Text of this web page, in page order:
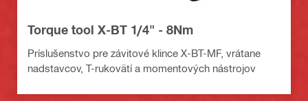
Torque tool X-BT 1/4" - 8Nm
Príslušenstvo pre závitové klince X-BT-MF, vrátane
nadstavcov, T-rukovätí a momentových nástrojov